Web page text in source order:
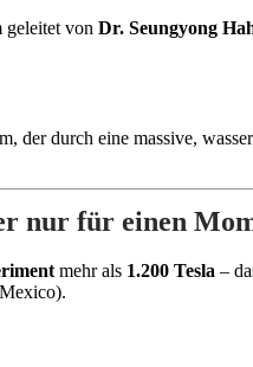
geleitet von Dr. Seungyong
der durch eine massive,
nur für einen
mehr als 1.200 Tesla –